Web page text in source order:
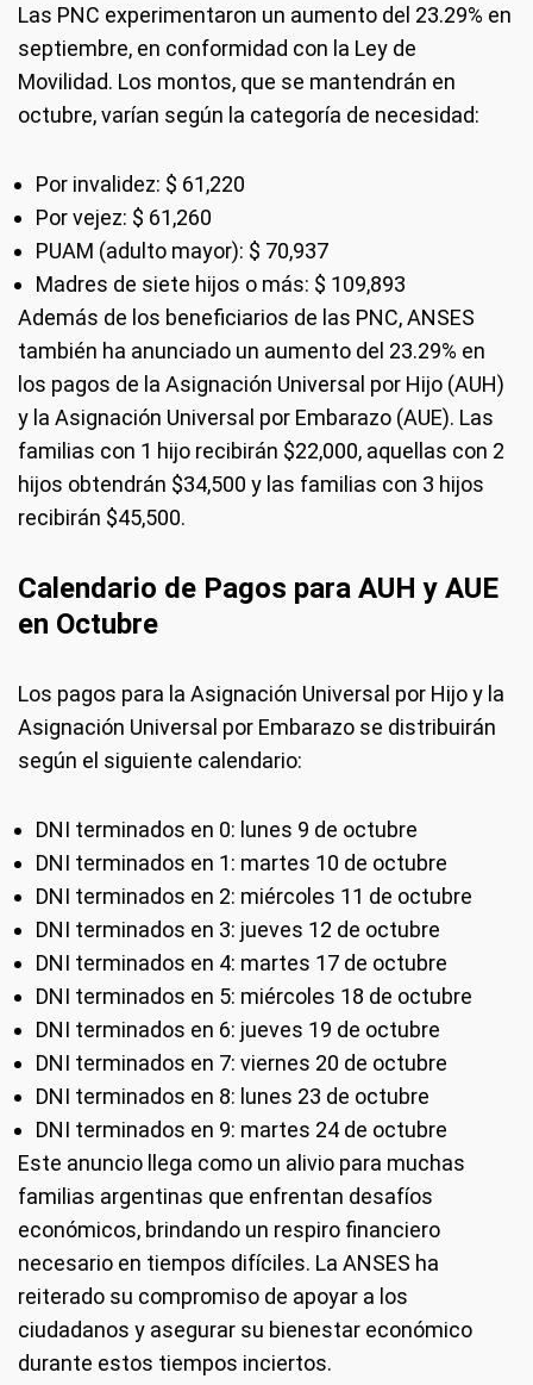
Las PNC experimentaron un aumento del 23.29% en
septiembre, en conformidad con la Ley de
Movilidad. Los montos, que se mantendrán en
octubre, varían según la categoría de necesidad:
Por invalidez: $ 61,220
Por vejez: $ 61,260
PUAM (adulto mayor): $ 70,937
Madres de siete hijos o más: $ 109,893
Además de los beneficiarios de las PNC, ANSES
también ha anunciado un aumento del 23.29% en
los pagos de la Asignación Universal por Hijo (AUH)
y la Asignación Universal por Embarazo (AUE). Las
familias con 1 hijo recibirán $22,000, aquellas con 2
hijos obtendrán $34,500 y las familias con 3 hijos
recibirán $45,500.
Calendario de Pagos para AUH y AUE
en Octubre
Los pagos para la Asignación Universal por Hijo y la
Asignación Universal por Embarazo se distribuirán
según el siguiente calendario:
DNI terminados en 0: lunes 9 de octubre
DNI terminados en 1: martes 10 de octubre
DNI terminados en 2: miércoles 11 de octubre
DNI terminados en 3: jueves 12 de octubre
DNI terminados en 4: martes 17 de octubre
DNI terminados en 5: miércoles 18 de octubre
DNI terminados en 6: jueves 19 de octubre
DNI terminados en 7: viernes 20 de octubre
DNI terminados en 8: lunes 23 de octubre
DNI terminados en 9: martes 24 de octubre
Este anuncio llega como un alivio para muchas
familias argentinas que enfrentan desafíos
económicos, brindando un respiro financiero
necesario en tiempos difíciles. La ANSES ha
reiterado su compromiso de apoyar a los
ciudadanos y asegurar su bienestar económico
durante estos tiempos inciertos.